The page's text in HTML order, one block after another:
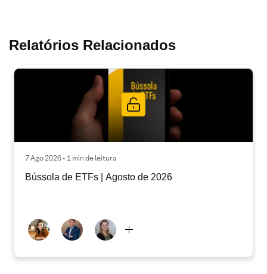
Relatórios Relacionados
7 Ago 2026 • 1 min de leitura
Bússola de ETFs | Agosto de 2026